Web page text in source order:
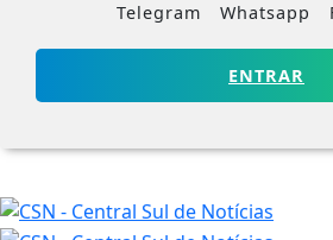
Telegram Whatsapp
ENTRAR